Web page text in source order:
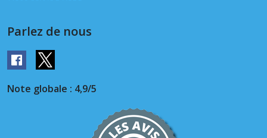
Parlez de nous
Note globale : 4,9/5